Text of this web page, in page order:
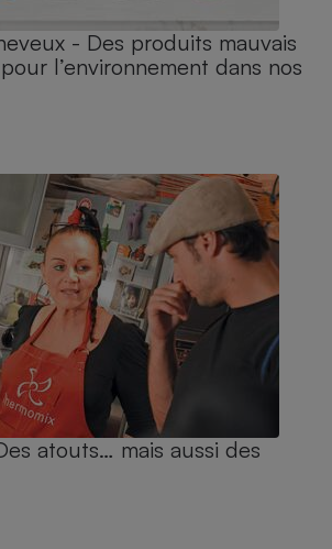
- Des produits mauvais
l’environnement dans nos
atouts… mais aussi des